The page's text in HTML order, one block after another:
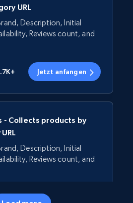
URL
Description, Initial
Reviews count, and
Jetzt anfangen
- Collects products by
Description, Initial
Reviews count, and
Jetzt anfangen